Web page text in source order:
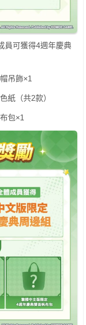
員可獲得4週年慶典
吊飾×1
紙（共2款）
包×1